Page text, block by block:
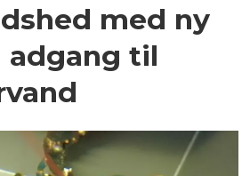
med ny
adgang til